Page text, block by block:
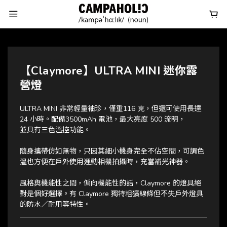
【Claymore】ULTRA MINI 迷你露
營燈
ULTRA MINI 非常輕量袖珍，僅重116 克，但還可使用長達
24 小時。配備3500mAh 電池，最大亮度 500 流明，
並具有三色溫控功能。
隨身攜帶仿如無物，只因其細小機身完全不佔空間，可調色
溫也方便在戶外使用運動相機拍攝時，充當補光神器。
風格與機能性之間，偏向機能性的話，Claymore 的燈具絕
對是個好選擇。有 Claymore 獨特粗獷線條但不失戶外燈具
的防水／耐用等特性。